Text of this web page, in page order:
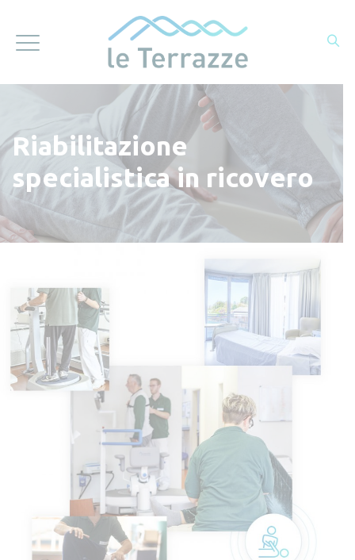
Riabilitazione
specialistica in ricovero